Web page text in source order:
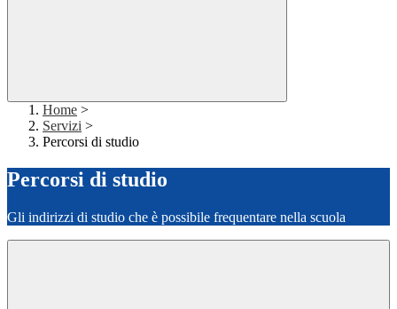
Home >
Servizi >
Percorsi di studio
Percorsi di studio
Gli indirizzi di studio che è possibile frequentare nella scuola